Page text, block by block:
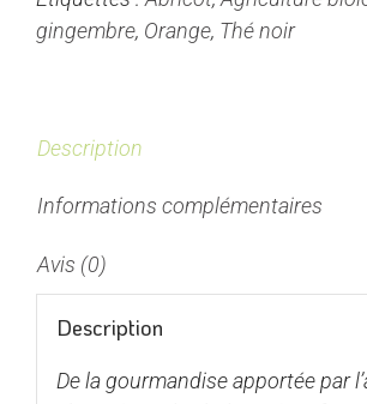
gingembre, Orange, Thé noir
Description
Informations complémentaires
Avis (0)
Description
De la gourmandise apportée par